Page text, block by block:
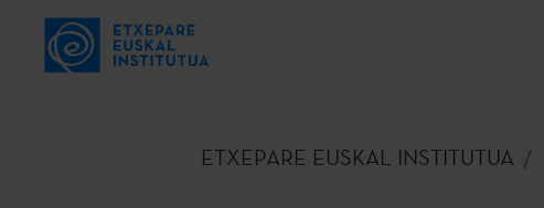
ETXEPARE EUSKAL INSTITUTUA